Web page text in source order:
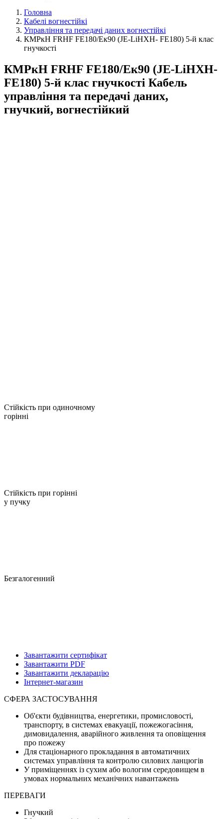
Головна
Кабелі вогнестійкі
Управління та передачі даних вогнестійкі
КМРкН FRHF FE180/Eк90 (JE-LiHXH- FE180) 5-й клас
гнучкості
КМРкН FRHF FE180/Eк90 (JE-LiHXH-
FE180) 5-й клас гнучкості Кабель
управління та передачі даних,
гнучкий, вогнестійкий
Стійкість при одиночному
горінні
Стійкість при горінні
у пучку
Безгалогенний
Завантажити сертифікат
Завантажити PDF
Завантажити декларацію
Інтернет-магазин
СФЕРА ЗАСТОСУВАННЯ
Об'єкти будівництва, енергетики, промисловості,
транспорту, в системах евакуації, пожежогасіння,
димовидалення, аварійного живлення та оповіщення
про пожежу
Для стаціонарного прокладання в автоматичних
системах управління та контролю силових ланцюгів
У приміщеннях із сухим або вологим середовищем в
умовах нормальних механічних навантажень
ПЕРЕВАГИ
Гнучкий